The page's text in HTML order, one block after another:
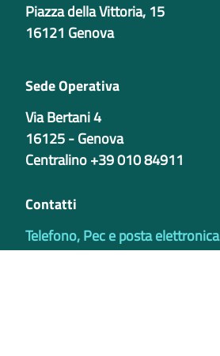
Piazza della Vittoria, 15
16121 Genova
Sede Operativa
Via Bertani 4
16125 - Genova
Centralino +39 010 84911
Contatti
Telefono, Pec e posta elettronica